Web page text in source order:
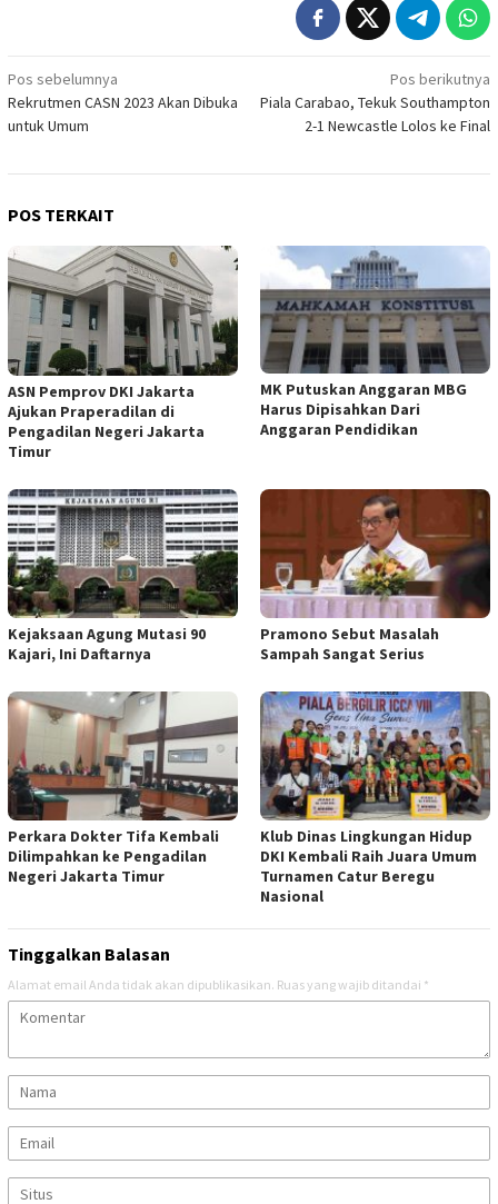
Navigasi
pos
Pos sebelumnya
Rekrutmen CASN 2023 Akan Dibuka
untuk Umum
Pos berikutnya
Piala Carabao, Tekuk Southampton
2-1 Newcastle Lolos ke Final
POS TERKAIT
ASN Pemprov DKI Jakarta
Ajukan Praperadilan di
Pengadilan Negeri Jakarta
Timur
MK Putuskan Anggaran MBG
Harus Dipisahkan Dari
Anggaran Pendidikan
Kejaksaan Agung Mutasi 90
Kajari, Ini Daftarnya
Pramono Sebut Masalah
Sampah Sangat Serius
Perkara Dokter Tifa Kembali
Dilimpahkan ke Pengadilan
Negeri Jakarta Timur
Klub Dinas Lingkungan Hidup
DKI Kembali Raih Juara Umum
Turnamen Catur Beregu
Nasional
Tinggalkan Balasan
Alamat email Anda tidak akan dipublikasikan. Ruas yang wajib ditandai *